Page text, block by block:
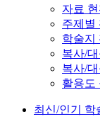
자료 현
주제별
학술지
복사/
복사/
활용도
최신/인기 학